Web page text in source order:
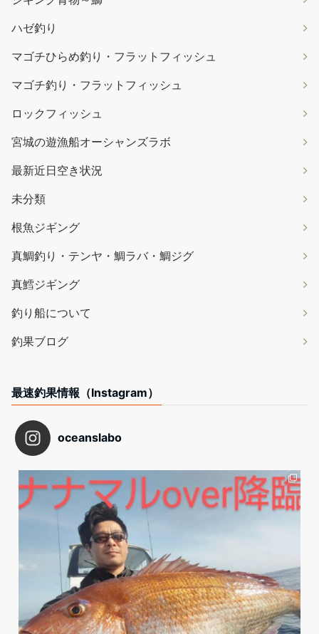
ハゼ釣り
マゴチひらめ釣り・フラットフィッシュ
マゴチ釣り・フラットフィッシュ
ロックフィッシュ
宮城の遊漁船オーシャンズラボ
最新近日空き状況
未分類
根魚ジギング
真鯛釣り・テンヤ・鯛ラバ・鯛ジグ
真鱈ジギング
釣り船について
釣果ブログ
最速釣果情報（Instagram）
oceanslabo